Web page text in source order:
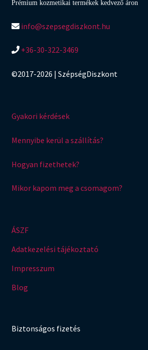
Prémium kozmetikai termékek kedvező áron
info@szepsegdiszkont.hu
+36-30-322-3469
©2017-2026 | SzépségDiszkont
Gyakori kérdések
Mennyibe kerül a szállítás?
Hogyan fizethetek?
Mikor kapom meg a csomagom?
ÁSZF
Adatkezelési tájékoztató
Impresszum
Blog
Biztonságos fizetés